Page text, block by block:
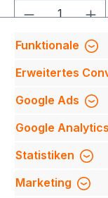
Produkt
jeden Anlass,
und dehnbar,
Bewertungen
Funktionale
Erweitertes
Google Ads
Google Analytics
Statistiken
Marketing